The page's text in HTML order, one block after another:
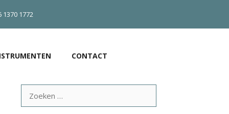
1370 1772
CONTACT